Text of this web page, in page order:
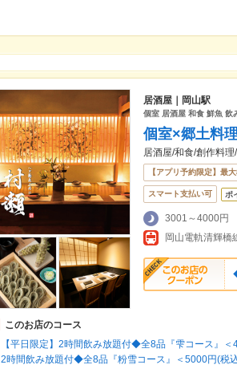
居酒屋｜岡山駅
個室 居酒屋 和食 鮮魚 飲
個室×郷土料
居酒屋/和食/創作料
【アプリ予約限定】最
スマート支払い可 ポ
3001～4000円
岡山電軌清輝橋
このお店のコース
【平日限定】2時間飲み放題付◆全8品『雫コース』＜
2時間飲み放題付◆全8品『粉雪コース』＜5000円(税